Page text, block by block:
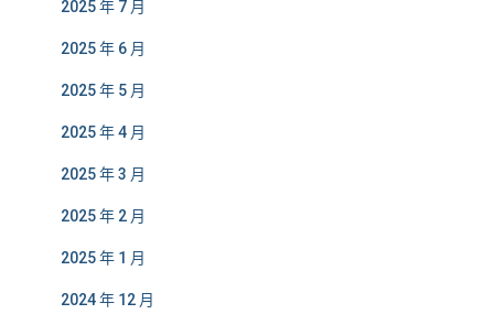
2025 年 7 月
2025 年 6 月
2025 年 5 月
2025 年 4 月
2025 年 3 月
2025 年 2 月
2025 年 1 月
2024 年 12 月